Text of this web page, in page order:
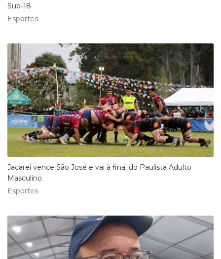
Sub-18
Esportes
Jacareí vence São José e vai à final do Paulista Adulto
Masculino
Esportes